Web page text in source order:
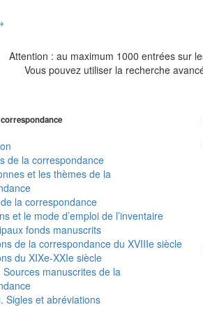
Attention : au maximum 1000 entrées sur
Vous pouvez utiliser la recherche
de la correspondance
et les thèmes de la
la correspondance
et le mode d’emploi de l’inventaire
fonds manuscrits
de la correspondance du XVIIIe siècle
du XIXe-XXIe siècle
Sources manuscrites de la
Sigles et abréviations